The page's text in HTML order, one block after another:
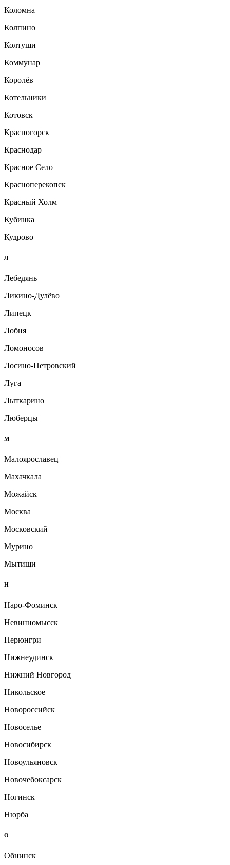
Коломна
Колпино
Колтуши
Коммунар
Королёв
Котельники
Котовск
Красногорск
Краснодар
Красное Село
Красноперекопск
Красный Холм
Кубинка
Кудрово
Л
Лебедянь
Ликино-Дулёво
Липецк
Лобня
Ломоносов
Лосино-Петровский
Луга
Лыткарино
Люберцы
М
Малоярославец
Махачкала
Можайск
Москва
Московский
Мурино
Мытищи
Н
Наро-Фоминск
Невинномысск
Нерюнгри
Нижнеудинск
Нижний Новгород
Никольское
Новороссийск
Новоселье
Новосибирск
Новоульяновск
Новочебоксарск
Ногинск
Нюрба
О
Обнинск